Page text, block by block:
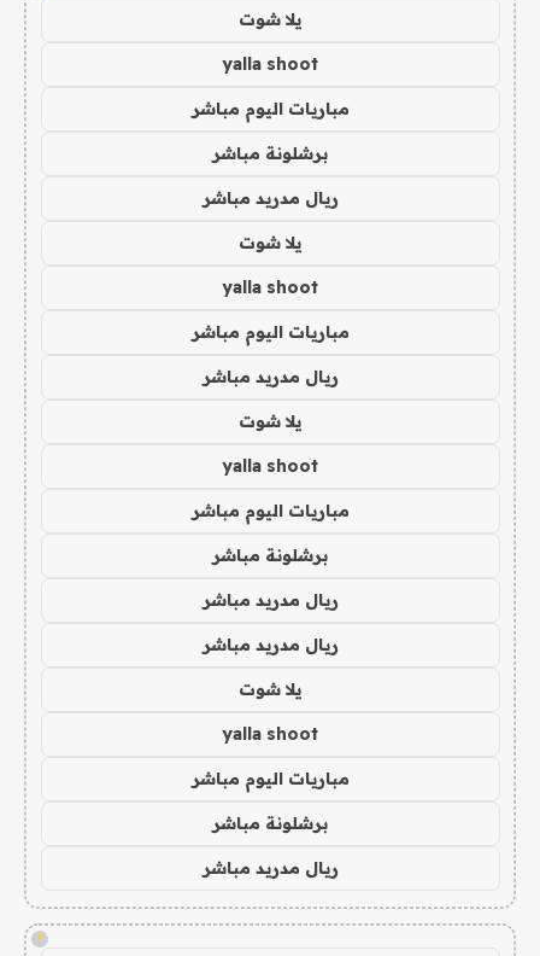
يلا شوت
yalla shoot
مباريات اليوم مباشر
برشلونة مباشر
ريال مدريد مباشر
يلا شوت
yalla shoot
مباريات اليوم مباشر
ريال مدريد مباشر
يلا شوت
yalla shoot
مباريات اليوم مباشر
برشلونة مباشر
ريال مدريد مباشر
ريال مدريد مباشر
يلا شوت
yalla shoot
مباريات اليوم مباشر
برشلونة مباشر
ريال مدريد مباشر
!